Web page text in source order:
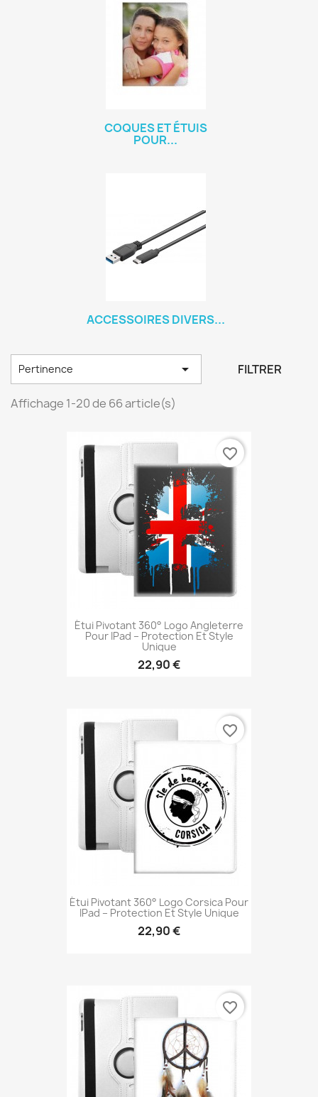
COQUES ET ÉTUIS
POUR...
ACCESSOIRES DIVERS...
Pertinence  FILTRER
Affichage 1-20 de 66 article(s)
Étui Pivotant 360° Logo Angleterre
Pour IPad – Protection Et Style
Unique
22,90 €
favorite_border
Étui Pivotant 360° Logo Corsica Pour
IPad – Protection Et Style Unique
22,90 €
favorite_border
favorite_border